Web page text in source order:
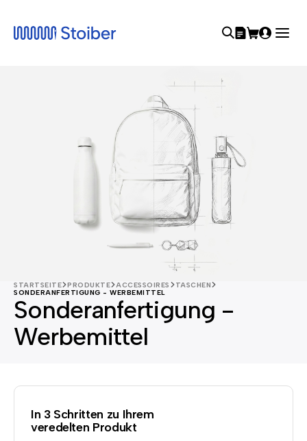
STARTSEITE PRODUKTE ACCESSOIRES
TASCHEN
SONDERANFERTIGUNG - WERBEMITTEL
Sonderanfertigung -
Werbemittel
In 3 Schritten zu Ihrem
veredelten Produkt